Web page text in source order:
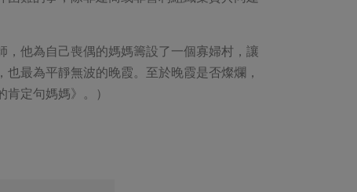
他為自己喪偶的媽媽籌設了一個寡婦村，讓
最為平靜無波的晚霞。至於晚霞是否燦爛，
定句媽媽》。）